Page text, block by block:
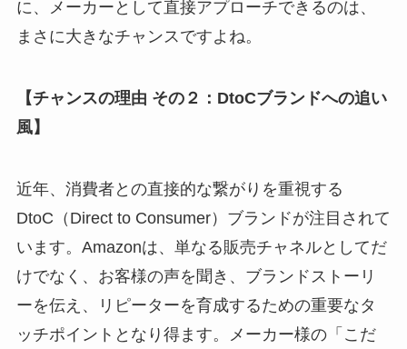
に、メーカーとして直接アプローチできるのは、
まさに大きなチャンスですよね。
【チャンスの理由 その２：DtoCブランドへの追い
風】
近年、消費者との直接的な繋がりを重視する
DtoC（Direct to Consumer）ブランドが注目されて
います。Amazonは、単なる販売チャネルとしてだ
けでなく、お客様の声を聞き、ブランドストーリ
ーを伝え、リピーターを育成するための重要なタ
ッチポイントとなり得ます。メーカー様の「こだ